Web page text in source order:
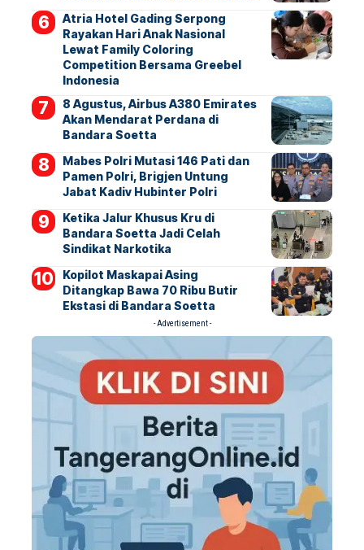
Atria Hotel Gading Serpong
Rayakan Hari Anak Nasional
Lewat Family Coloring
Competition Bersama Greebel
Indonesia
8 Agustus, Airbus A380 Emirates
Akan Mendarat Perdana di
Bandara Soetta
Mabes Polri Mutasi 146 Pati dan
Pamen Polri, Brigjen Untung
Jabat Kadiv Hubinter Polri
Ketika Jalur Khusus Kru di
Bandara Soetta Jadi Celah
Sindikat Narkotika
Kopilot Maskapai Asing
Ditangkap Bawa 70 Ribu Butir
Ekstasi di Bandara Soetta
- Advertisement -